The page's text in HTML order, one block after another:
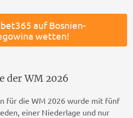
auf Bosnien-
wetten!
der WM 2026
für die WM 2026 wurde mit fünf
einer Niederlage und nur